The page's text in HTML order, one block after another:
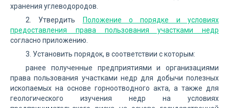
хранения углеводородов.
2. Утвердить
Положение о порядке и условиях
предоставления права пользования участками недр
согласно приложению.
3. Установить порядок, в соответствии с которым:
ранее полученные предприятиями и организациями
права пользования участками недр для добычи полезных
ископаемых на основе горноотводного акта, а также для
геологического изучения недр на условиях